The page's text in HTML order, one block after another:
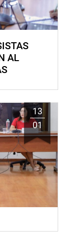
AL
13
01